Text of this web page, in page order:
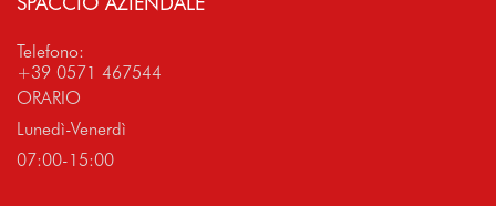
Telefono:
+39 0571 467544
ORARIO
Lunedì-Venerdì
07:00-15:00